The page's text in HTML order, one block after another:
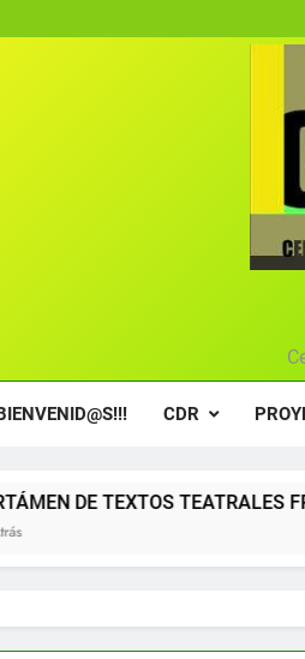
Textos
Textos
CDR
FRANCISCO NIEVA 2025